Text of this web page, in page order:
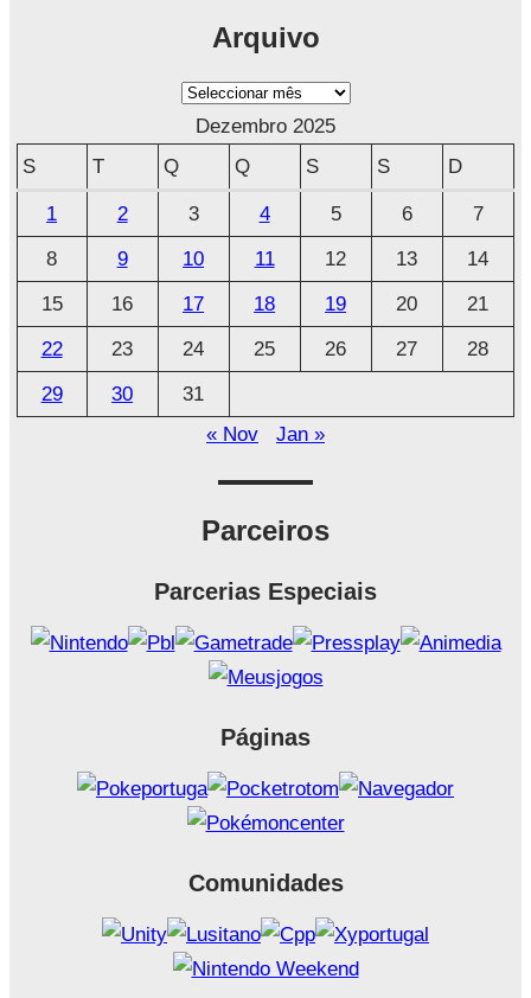
Arquivo
A
v
o
Dezembro 2025
S
T Q Q S S D
1 2 3 4 5 6
7
8
9 10 11 12 13
14
15
16 17 18 19 20
21
22
23 24 25 26 27
28
29
30
31
« Nov
Jan »
Parceiros
Parcerias Especiais
Páginas
Comunidades